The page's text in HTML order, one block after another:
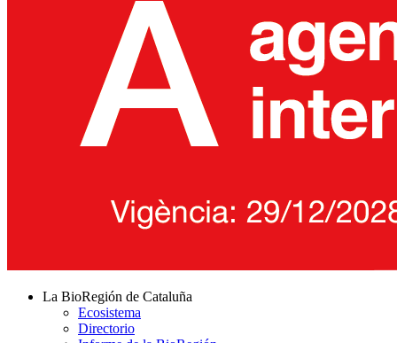
La BioRegión de Cataluña
Ecosistema
Directorio